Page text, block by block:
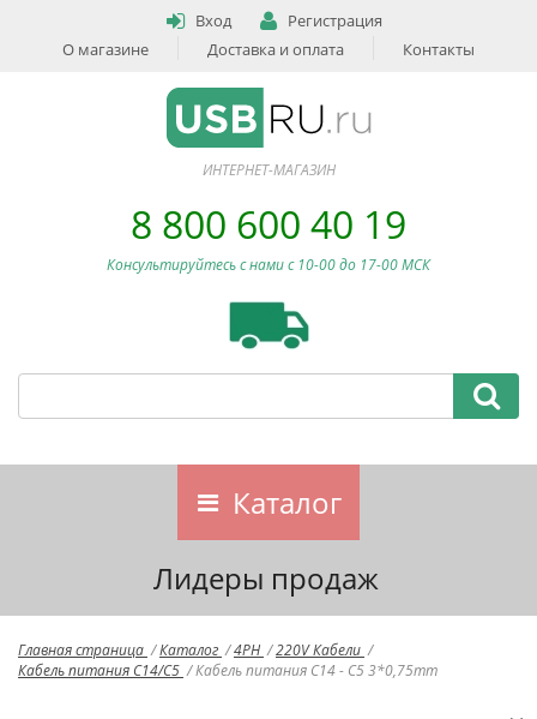
Вход
Регистрация
О магазине
Доставка и оплата Контакты
ИНТЕРНЕТ-МАГАЗИН
8 800 600 40 19
Консультируйтесь с нами c 10-00 до 17-00 МСК
Каталог
Лидеры продаж
Главная страница /Каталог /4PH /220V Кабели /
Кабель питания С14/С5 /Кабель питания С14 - С5 3*0,75mm